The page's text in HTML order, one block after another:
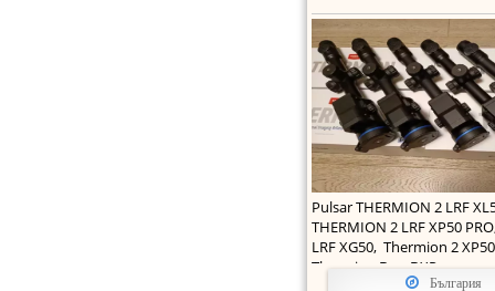
Pulsar THERMION 2 LRF
THERMION 2 LRF XP50
LRF XG50, Thermion 2
Thermion Duo DXP
България